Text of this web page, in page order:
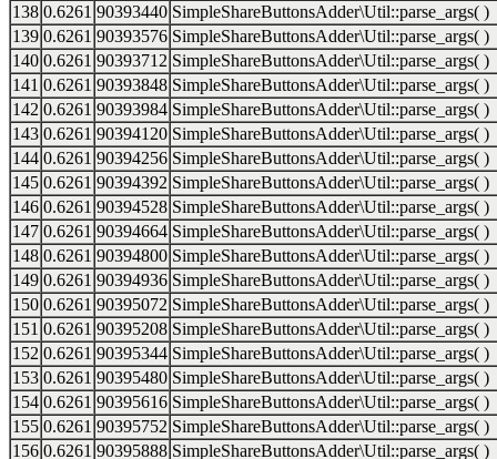
138 0.6261 90393440 SimpleShareButtonsAdder\Util::parse_args( )
139 0.6261 90393576 SimpleShareButtonsAdder\Util::parse_args( )
140 0.6261 90393712 SimpleShareButtonsAdder\Util::parse_args( )
141 0.6261 90393848 SimpleShareButtonsAdder\Util::parse_args( )
142 0.6261 90393984 SimpleShareButtonsAdder\Util::parse_args( )
143 0.6261 90394120 SimpleShareButtonsAdder\Util::parse_args( )
144 0.6261 90394256 SimpleShareButtonsAdder\Util::parse_args( )
145 0.6261 90394392 SimpleShareButtonsAdder\Util::parse_args( )
146 0.6261 90394528 SimpleShareButtonsAdder\Util::parse_args( )
147 0.6261 90394664 SimpleShareButtonsAdder\Util::parse_args( )
148 0.6261 90394800 SimpleShareButtonsAdder\Util::parse_args( )
149 0.6261 90394936 SimpleShareButtonsAdder\Util::parse_args( )
150 0.6261 90395072 SimpleShareButtonsAdder\Util::parse_args( )
151 0.6261 90395208 SimpleShareButtonsAdder\Util::parse_args( )
152 0.6261 90395344 SimpleShareButtonsAdder\Util::parse_args( )
153 0.6261 90395480 SimpleShareButtonsAdder\Util::parse_args( )
154 0.6261 90395616 SimpleShareButtonsAdder\Util::parse_args( )
155 0.6261 90395752 SimpleShareButtonsAdder\Util::parse_args( )
156 0.6261 90395888 SimpleShareButtonsAdder\Util::parse_args( )